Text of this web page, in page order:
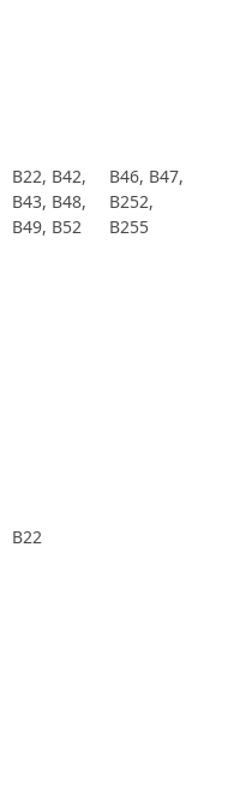
B22, B42,
B43, B48,
B49, B52
B46, B47,
B252,
B255
B22